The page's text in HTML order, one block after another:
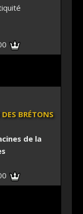
DES BRÉTONS
de la